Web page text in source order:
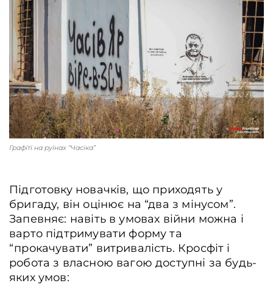
Графіті на руїнах “Часіка”
Підготовку новачків, що приходять у
бригаду, він оцінює на “два з мінусом”.
Запевняє: навіть в умовах війни можна і
варто підтримувати форму та
“прокачувати” витривалість. Кросфіт і
робота з власною вагою доступні за будь-
яких умов: